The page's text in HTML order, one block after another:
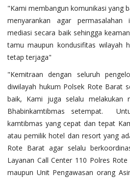
"Kami membangun komunikasi yang
menyarankan agar permasalahan
mediasi secara baik sehingga
tamu maupun kondusifitas wilayah
tetap terjaga"
"Kemitraan dengan seluruh
diwilayah hukum Polsek Rote Barat
baik, Kami juga selalu melakukan
Bhabinkamtibmas setempat.
kamtibmas yang cepat dan tepat
atau pemilik hotel dan resort yang
Rote Barat agar selalu
Layanan Call Center 110 Polres
maupun Unit Pengawasan orang